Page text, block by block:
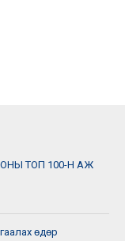
ТОП 100-Н АЖ
өдөр